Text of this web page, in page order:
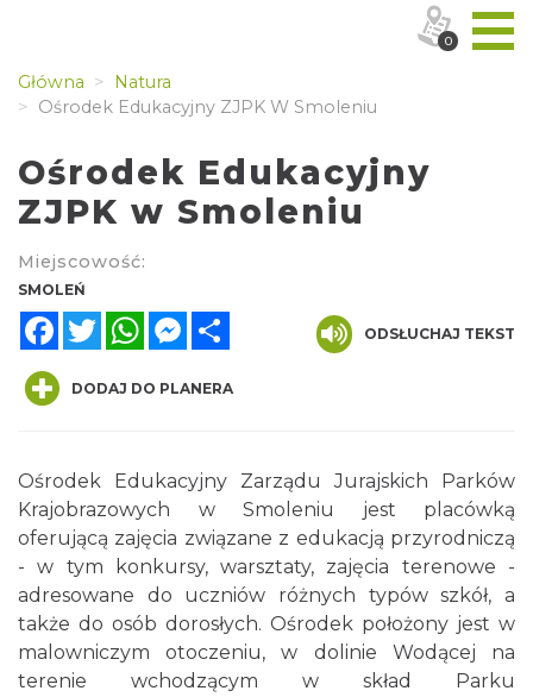
Główna
Natura
Ośrodek Edukacyjny ZJPK W Smoleniu
Ośrodek Edukacyjny
ZJPK w Smoleniu
Miejscowość:
SMOLEŃ
FacebookTwitterWhatsAppMessenger
ODSŁUCHAJ TEKST
DODAJ DO PLANERA
Ośrodek Edukacyjny Zarządu Jurajskich Parków
Krajobrazowych w Smoleniu jest placówką
oferującą zajęcia związane z edukacją przyrodniczą
- w tym konkursy, warsztaty, zajęcia terenowe -
adresowane do uczniów różnych typów szkół, a
także do osób dorosłych. Ośrodek położony jest w
malowniczym otoczeniu, w dolinie Wodącej na
terenie wchodzącym w skład Parku
0